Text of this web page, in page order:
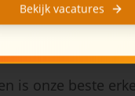
is onze beste
Bekijk vacatures